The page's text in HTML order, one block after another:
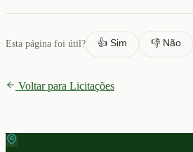
Esta página foi útil? 👍 Sim 👎 Não
Voltar para Licitações